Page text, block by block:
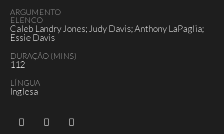
ARGUMENTO
ELENCO
Caleb Landry Jones; Judy Davis; Anthony LaPaglia;
Essie Davis
DURAÇÃO (MINS)
112
LÍNGUA
Inglesa